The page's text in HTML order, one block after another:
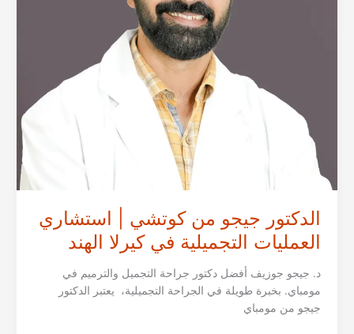
الدكتور جيجو من كوتشي | استشاري
العمليات التجميلية في كيرلا الهند
د. جيجو جوزيف أفضل دكتور جراحة التجميل والترميم في
مومباي. بخبرة طويلة في الجراحة التجميلية، يعتبر الدكتور
جيجو من مومباي